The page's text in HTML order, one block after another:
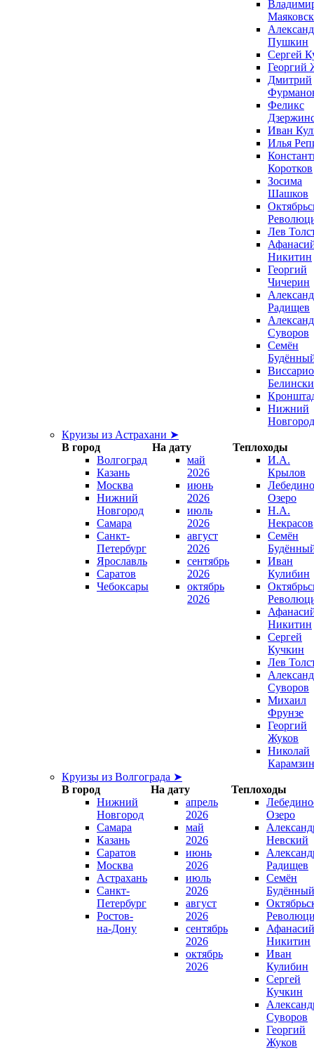
Пушкин
Сергей
Георгий
Дмитрий
Феликс
Иван
Илья
Коротков
Зосима
Шашков
Лев
Никитин
Георгий
Чичерин
Радищев
Суворов
Семён
Нижний
Новгород
Круизы из Астрахани ➤
В город
На дату
Теплоходы
Волгоград
Казань
Москва
Нижний
Новгород
Самара
Санкт-
Петербург
Ярославль
Саратов
Чебоксары
май
2026
июнь
2026
июль
2026
август
2026
сентябрь
2026
октябрь
2026
И.А.
Крылов
Озеро
Н.А.
Некрасов
Семён
Иван
Кулибин
Никитин
Сергей
Кучкин
Лев
Суворов
Михаил
Фрунзе
Георгий
Жуков
Николай
Карамзин
Круизы из Волгограда ➤
В город
На дату
Теплоходы
Нижний
Новгород
Самара
Казань
Саратов
Москва
Астрахань
Санкт-
Петербург
Ростов-
на-Дону
апрель
2026
май
2026
июнь
2026
июль
2026
август
2026
сентябрь
2026
октябрь
2026
Озеро
Невский
Радищев
Семён
Будённый
Афанасий
Никитин
Иван
Кулибин
Сергей
Кучкин
Суворов
Георгий
Жуков